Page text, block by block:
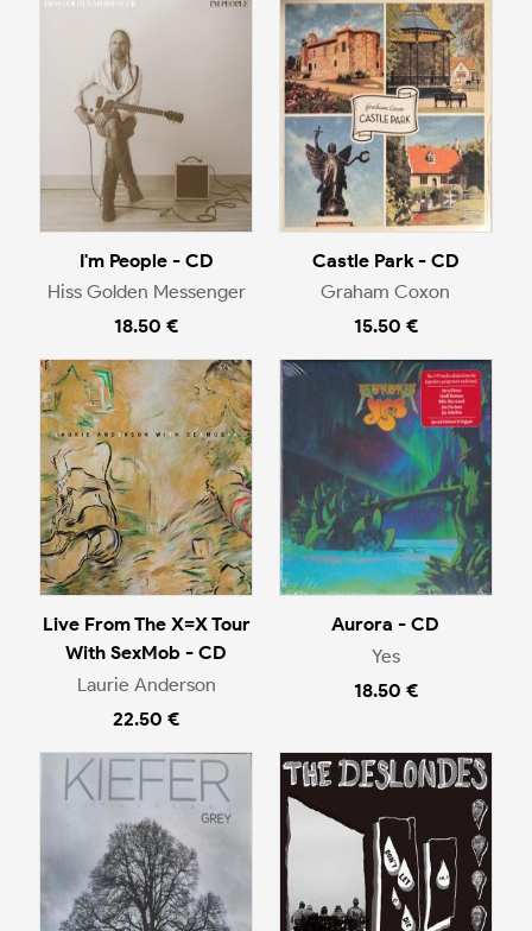
I'm People - CD
Hiss Golden Messenger
18.50 €
Castle Park - CD
Graham Coxon
15.50 €
Live From The X=X Tour
With SexMob - CD
Laurie Anderson
22.50 €
Aurora - CD
Yes
18.50 €